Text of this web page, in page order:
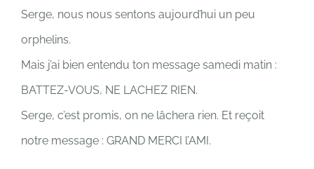
Serge, nous nous sentons aujourd’hui un peu
orphelins.
Mais j’ai bien entendu ton message samedi matin :
BATTEZ-VOUS, NE LACHEZ RIEN.
Serge, c’est promis, on ne lâchera rien. Et reçoit
notre message : GRAND MERCI l’AMI.